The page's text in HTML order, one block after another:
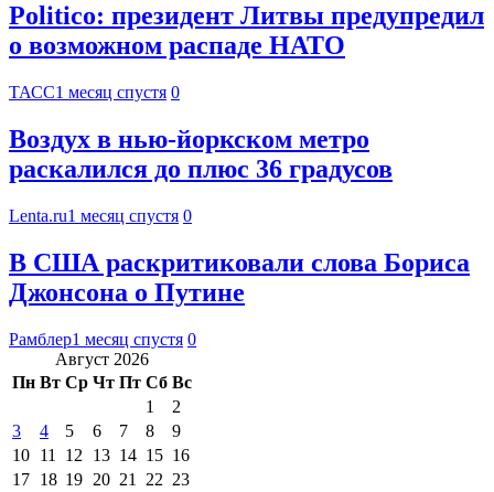
Politico: президент Литвы предупредил
о возможном распаде НАТО
ТАСС1 месяц спустя 0
Воздух в нью-йоркском метро
раскалился до плюс 36 градусов
Lenta.ru1 месяц спустя 0
В США раскритиковали слова Бориса
Джонсона о Путине
Рамблер1 месяц спустя 0
Август 2026
Пн Вт Ср Чт Пт Сб Вс
1
2
3
4 5 6 7 8
9
10 11 12 13 14 15 16
17 18 19 20 21 22 23